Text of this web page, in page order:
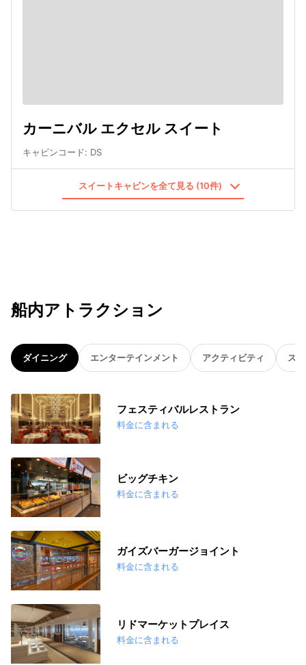
カーニバル エクセル スイート
キャビンコード: DS
スイートキャビンを全て見る (10件)
船内アトラクション
ダイニング エンターテインメント アクティビティ ス
フェスティバルレストラン
料金に含まれる
ビッグチキン
料金に含まれる
ガイズバーガージョイント
料金に含まれる
リドマーケットプレイス
料金に含まれる